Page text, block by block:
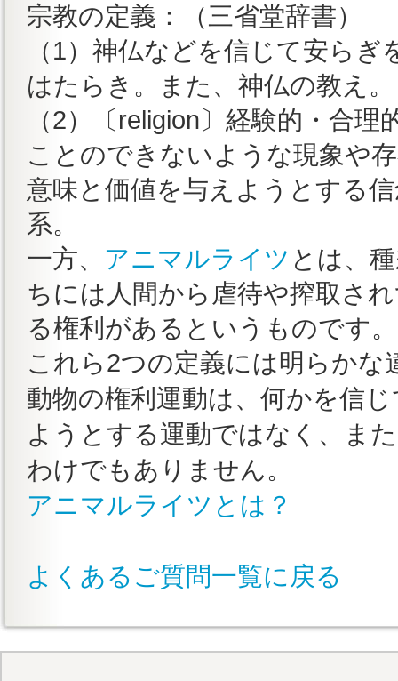
宗教の定義：（三省堂辞書）
（1）神仏などを信じて安ら
はたらき。また、神仏の教え。
（2）〔religion〕経験的・合
ことのできないような現象や
意味と価値を与えようとする
系。
一方、 アニマルライツ とは、
ちには人間から虐待や搾取さ
る権利があるというものです
これら2つの定義には明らかな
動物の権利運動は、何かを信
ようとする運動ではなく、ま
わけでもありません。
アニマルライツとは？
よくあるご質問一覧に戻る